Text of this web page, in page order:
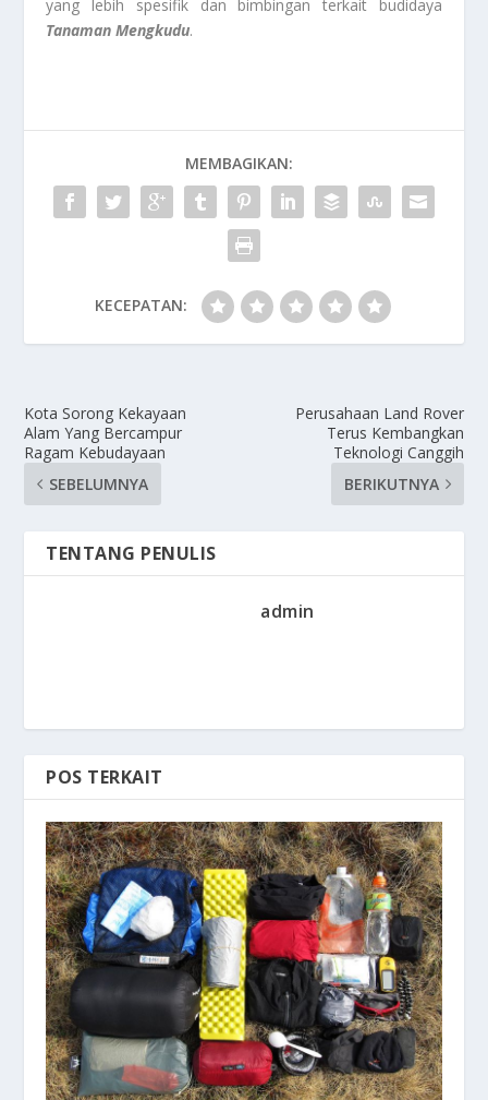
yang lebih spesifik dan bimbingan terkait budidaya
Tanaman Mengkudu.
MEMBAGIKAN:
KECEPATAN:
Kota Sorong Kekayaan
Alam Yang Bercampur
Ragam Kebudayaan
SEBELUMNYA
Perusahaan Land Rover
Terus Kembangkan
Teknologi Canggih
BERIKUTNYA
TENTANG PENULIS
admin
POS TERKAIT